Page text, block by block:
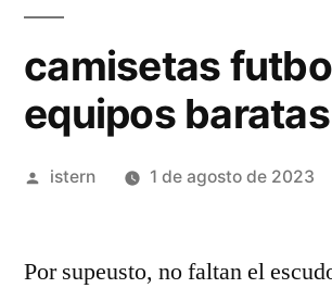
camisetas
equipos baratas
Publicado
istern 1 de agosto de 2023
Por supeusto, no faltan el